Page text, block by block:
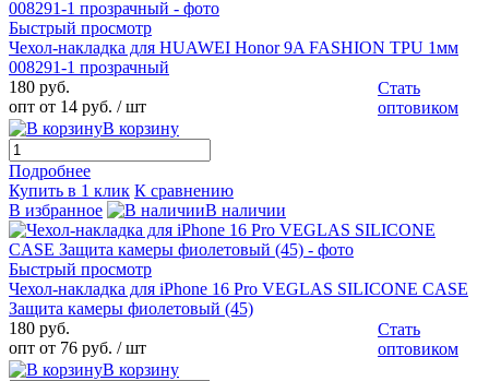
Быстрый просмотр
Чехол-накладка для HUAWEI Honor 9A FASHION TPU 1мм
008291-1 прозрачный
180 руб.
опт от 14 руб. / шт
Стать
оптовиком
В корзину
Подробнее
Купить в 1 клик К сравнению
В избранное
В наличии
Быстрый просмотр
Чехол-накладка для iPhone 16 Pro VEGLAS SILICONE CASE
Защита камеры фиолетовый (45)
180 руб.
опт от 76 руб. / шт
Стать
оптовиком
В корзину